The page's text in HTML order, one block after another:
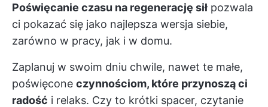
Poświęcanie czasu na regenerację sił pozwala
ci pokazać się jako najlepsza wersja siebie,
zarówno w pracy, jak i w domu.
Zaplanuj w swoim dniu chwile, nawet te małe,
poświęcone czynnościom, które przynoszą ci
radość i relaks. Czy to krótki spacer, czytanie